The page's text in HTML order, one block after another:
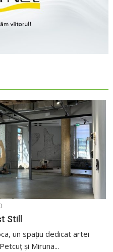
Still
un spațiu dedicat artei
și Miruna...